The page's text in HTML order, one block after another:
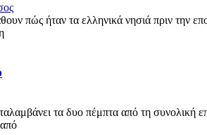
πώς ήταν τα ελληνικά νησιά πριν
τα δυο πέμπτα από τη συνολική